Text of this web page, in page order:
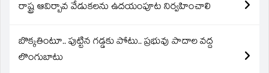
రాష్ట్ర ఆవిర్బావ వేడుకలను ఉదయంపూట నిర్వహించాలి
బొక్కతింటూ.. పుట్టిన గడ్డకు పోటు.. ప్రభువు పాదాల వద్ద
లొంగుబాటు